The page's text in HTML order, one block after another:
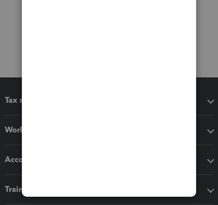
Tax software
Workflow add-ons
Accounting solutions
Training & support